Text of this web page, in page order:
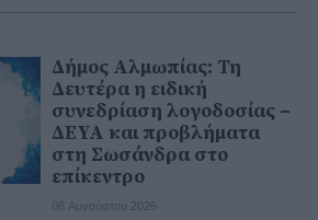
Δήμος Αλμωπίας: Τη
Δευτέρα η ειδική
συνεδρίαση λογοδοσίας –
ΔΕΥΑ και προβλήματα
στη Σωσάνδρα στο
επίκεντρο
08 Αυγούστου 2026